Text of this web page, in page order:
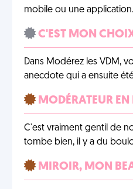
mobile ou une
C'EST MON
Dans Modérez les VDM,
anecdote qui a ensuite
MODÉRATEUR EN
C'est vraiment gentil de
tombe bien, il y a du
MIROIR, MON